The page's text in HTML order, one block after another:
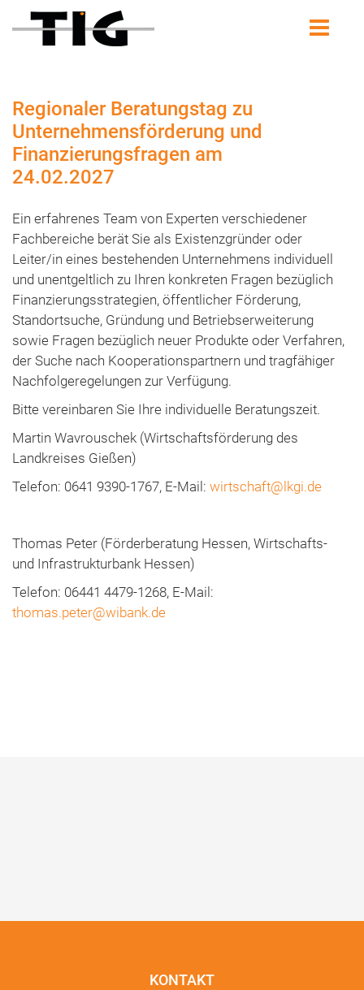
Regionaler Beratungstag zu
Unternehmensförderung und
Finanzierungsfragen am
24.02.2027
Ein erfahrenes Team von Experten verschiedener
Fachbereiche berät Sie als Existenzgründer oder
Leiter/in eines bestehenden Unternehmens individuell
und unentgeltlich zu Ihren konkreten Fragen bezüglich
Finanzierungsstrategien, öffentlicher Förderung,
Standortsuche, Gründung und Betriebserweiterung
sowie Fragen bezüglich neuer Produkte oder Verfahren,
der Suche nach Kooperationspartnern und tragfähiger
Nachfolgeregelungen zur Verfügung.
Bitte vereinbaren Sie Ihre individuelle Beratungszeit.
Martin Wavrouschek (Wirtschaftsförderung des
Landkreises Gießen)
Telefon: 0641 9390-1767, E-Mail: wirtschaft@lkgi.de
Thomas Peter (Förderberatung Hessen, Wirtschafts-
und Infrastrukturbank Hessen)
Telefon: 06441 4479-1268, E-Mail:
thomas.peter@wibank.de
KONTAKT